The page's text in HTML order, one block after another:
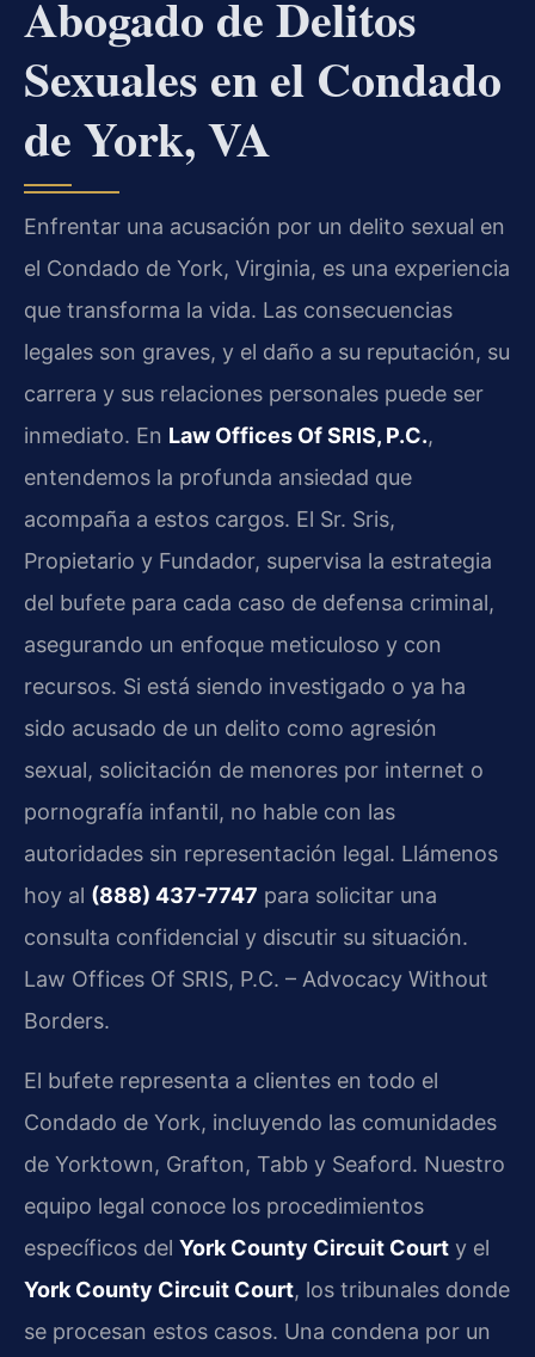
Abogado de Delitos
Sexuales en el Condado
de York, VA
Enfrentar una acusación por un delito sexual en
el Condado de York, Virginia, es una experiencia
que transforma la vida. Las consecuencias
legales son graves, y el daño a su reputación, su
carrera y sus relaciones personales puede ser
inmediato. En Law Offices Of SRIS, P.C.,
entendemos la profunda ansiedad que
acompaña a estos cargos. El Sr. Sris,
Propietario y Fundador, supervisa la estrategia
del bufete para cada caso de defensa criminal,
asegurando un enfoque meticuloso y con
recursos. Si está siendo investigado o ya ha
sido acusado de un delito como agresión
sexual, solicitación de menores por internet o
pornografía infantil, no hable con las
autoridades sin representación legal. Llámenos
hoy al (888) 437-7747 para solicitar una
consulta confidencial y discutir su situación.
Law Offices Of SRIS, P.C. – Advocacy Without
Borders.
El bufete representa a clientes en todo el
Condado de York, incluyendo las comunidades
de Yorktown, Grafton, Tabb y Seaford. Nuestro
equipo legal conoce los procedimientos
específicos del York County Circuit Court y el
York County Circuit Court, los tribunales donde
se procesan estos casos. Una condena por un